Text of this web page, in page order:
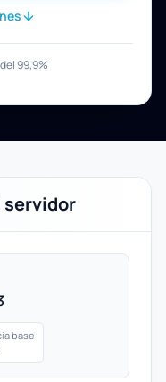
99,9%
servidor
base